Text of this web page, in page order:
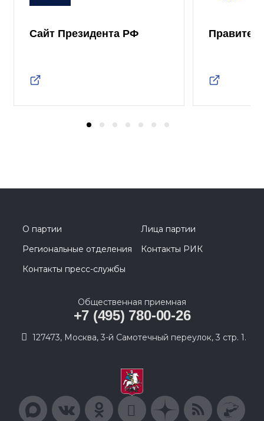
Сайт Президента РФ
О партии
Лица партии
Региональные отделения
Контакты РИК
Контакты пресс-службы
Общественная приемная
+7 (495) 780-00-26
127473, Москва, 3-й Самотечный переулок, 3 стр. 1.